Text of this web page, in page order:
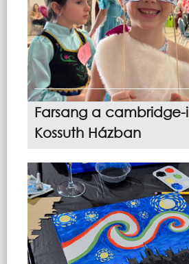
Farsang a cambridge-i
Kossuth Házban